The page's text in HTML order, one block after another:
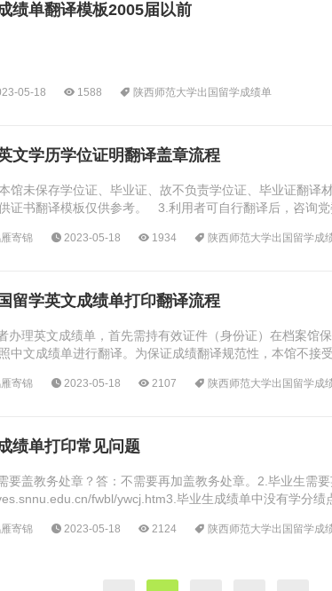
绩单翻译模板2005届以前
05-18 1588 陕西师范大学出国留学成绩单
文学历学位证明翻译盖章流程
未保存学位证、毕业证、故不负责学位证、毕业证翻
证书翻译模板仅供参考。 3.利用者可自行翻译后，咨询党
寄锦 2023-05-18 1934 陕西师范大学出国留学成
留学英文成绩单打印翻译流程
办理英文成绩单，首先需持有效证件（身份证）在档案
中文成绩单进行翻译。为保证成绩翻译规范性，本馆不接
寄锦 2023-05-18 2107 陕西师范大学出国留学成
绩单打印常见问题
要盖教务处章？答：不需要再加盖教务处章。2.毕业生需
fwbl/ywcj.htm3.毕业生成绩单中没有学分
寄锦 2023-05-18 2124 陕西师范大学出国留学成